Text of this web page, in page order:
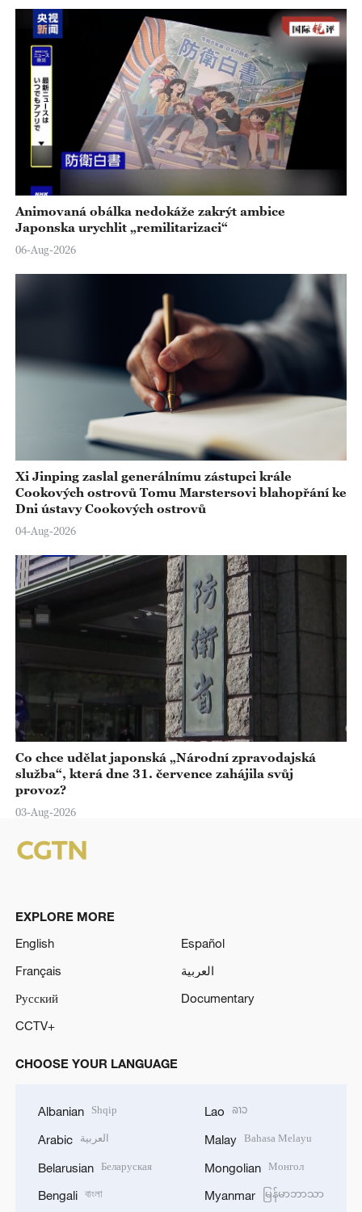
Animovaná obálka nedokáže zakrýt ambice
Japonska urychlit „remilitarizaci“
06-Aug-2026
Xi Jinping zaslal generálnímu zástupci krále
Cookových ostrovů Tomu Marstersovi blahopřání ke
Dni ústavy Cookových ostrovů
04-Aug-2026
Co chce udělat japonská „Národní zpravodajská
služba“, která dne 31. července zahájila svůj
provoz?
03-Aug-2026
EXPLORE MORE
English
Español
Français
العربية
Русский
Documentary
CCTV+
CHOOSE YOUR LANGUAGE
Albanian Shqip
Arabic العربية
Belarusian Беларуская
Bengali বাংলা
Lao ລາວ
Malay Bahasa Melayu
Mongolian Монгол
Myanmar မြန်မာဘာသာ